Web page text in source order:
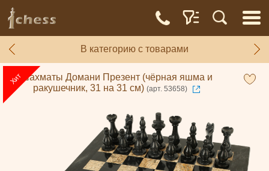
В категорию с товарами
Шахматы Домани Презент (чёрная яшма и
ракушечник, 31 на 31 см) (арт. 53658)